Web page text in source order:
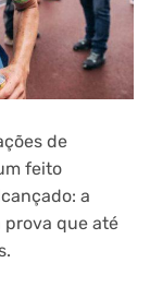
de
feito
a
que até